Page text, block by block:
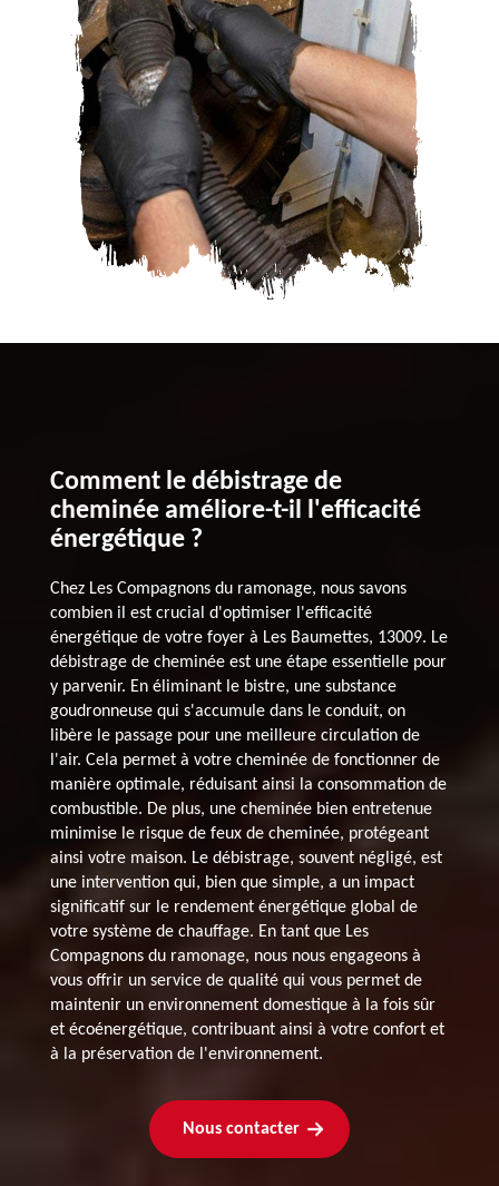
Comment le débistrage de
cheminée améliore-t-il l'efficacité
énergétique ?
Chez Les Compagnons du ramonage, nous savons
combien il est crucial d'optimiser l'efficacité
énergétique de votre foyer à Les Baumettes, 13009. Le
débistrage de cheminée est une étape essentielle pour
y parvenir. En éliminant le bistre, une substance
goudronneuse qui s'accumule dans le conduit, on
libère le passage pour une meilleure circulation de
l'air. Cela permet à votre cheminée de fonctionner de
manière optimale, réduisant ainsi la consommation de
combustible. De plus, une cheminée bien entretenue
minimise le risque de feux de cheminée, protégeant
ainsi votre maison. Le débistrage, souvent négligé, est
une intervention qui, bien que simple, a un impact
significatif sur le rendement énergétique global de
votre système de chauffage. En tant que Les
Compagnons du ramonage, nous nous engageons à
vous offrir un service de qualité qui vous permet de
maintenir un environnement domestique à la fois sûr
et écoénergétique, contribuant ainsi à votre confort et
à la préservation de l'environnement.
Nous contacter